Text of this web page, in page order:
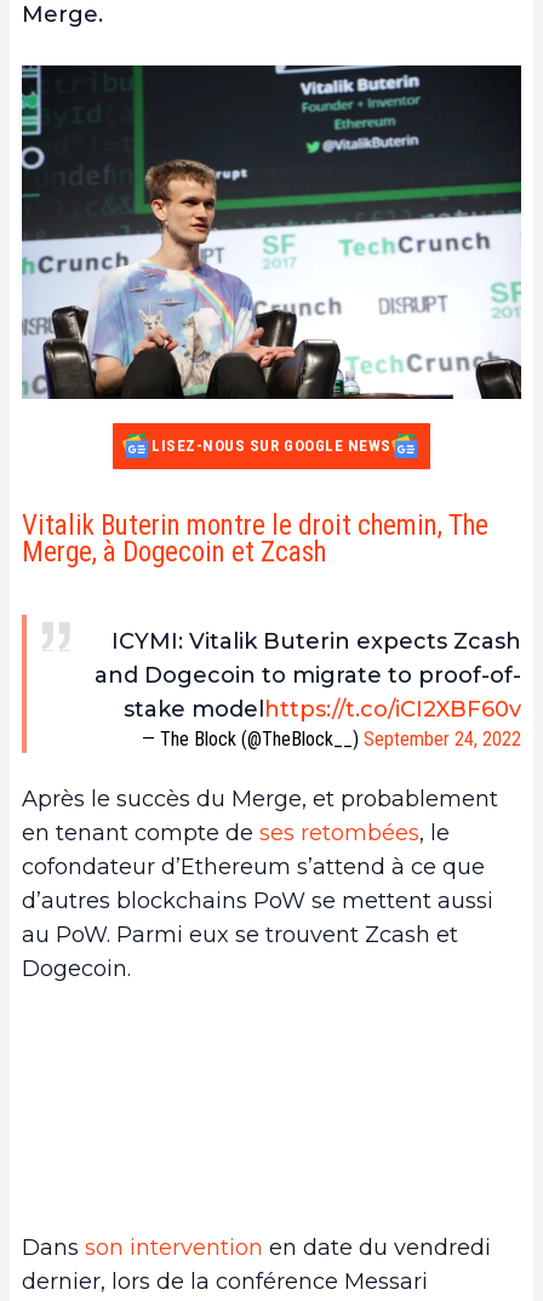
Merge.
LISEZ-NOUS SUR GOOGLE NEWS
Vitalik Buterin montre le droit chemin, The
Merge, à Dogecoin et Zcash
ICYMI: Vitalik Buterin expects Zcash
and Dogecoin to migrate to proof-of-
stake model https://t.co/iCI2XBF60v
— The Block (@TheBlock__) September 24, 2022
Après le succès du Merge, et probablement
en tenant compte de ses retombées, le
cofondateur d’Ethereum s’attend à ce que
d’autres blockchains PoW se mettent aussi
au PoW. Parmi eux se trouvent Zcash et
Dogecoin.
Dans son intervention en date du vendredi
dernier, lors de la conférence Messari